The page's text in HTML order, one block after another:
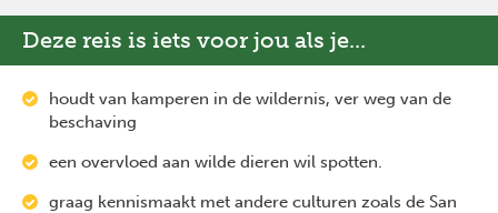
Deze reis is iets voor jou als je...
houdt van kamperen in de wildernis, ver weg van de
beschaving
een overvloed aan wilde dieren wil spotten.
graag kennismaakt met andere culturen zoals de San